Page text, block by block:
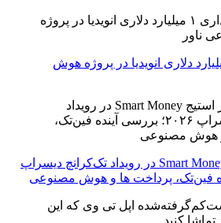
۱ میلیارد دلاری انویدیا در پروژه هوش
رونمایی از استیج Smart Money در رویداد تک‌کرانچ دیسراپ